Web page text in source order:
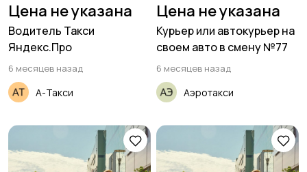
Цена не указана
Водитель Такси
Яндекс.Про
6 месяцев назад
А-Такси
Цена не указана
Курьер или автокурьер на
своем авто в смену №77
6 месяцев назад
Аэротакси